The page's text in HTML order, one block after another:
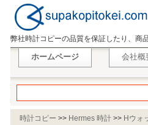
弊社時計コピーの品質を保証したり、商
ホームページ 会社概
時計コピー >> Hermes 時計 >> Hウォ